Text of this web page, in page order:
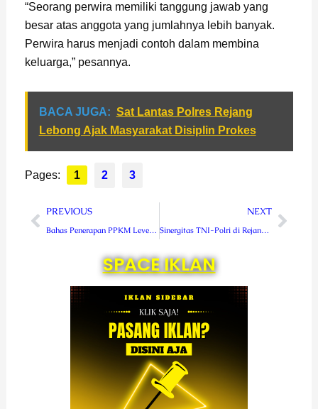
“Seorang perwira memiliki tanggung jawab yang
besar atas anggota yang jumlahnya lebih banyak.
Perwira harus menjadi contoh dalam membina
keluarga,” pesannya.
BACA JUGA: Sat Lantas Polres Rejang
Lebong Ajak Masyarakat Disiplin Prokes
Pages: 1 2 3
Prev
PREVIOUS
Bahas Penerapan PPKM Level 4, Pangdam XVIII/Kasuari Ikuti Rakor Dengan Pemerintah Pusat Secara Virtual
NEXT
Sinergitas TNI-Polri di Rejang Lebong, Gelar Patroli Skala Besar
Next
SPACE IKLAN